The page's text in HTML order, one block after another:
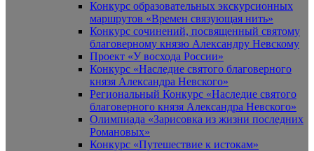
Конкурс образовательных экскурсионных
маршрутов «Времен связующая нить»
Конкурс сочинений, посвященный святому
благоверному князю Александру Невскому
Проект «У восхода России»
Конкурс «Наследие святого благоверного
князя Александра Невского»
Региональный Конкурс «Наследие святого
благоверного князя Александра Невского»
Олимпиада «Зарисовка из жизни последних
Романовых»
Конкурс «Путешествие к истокам»